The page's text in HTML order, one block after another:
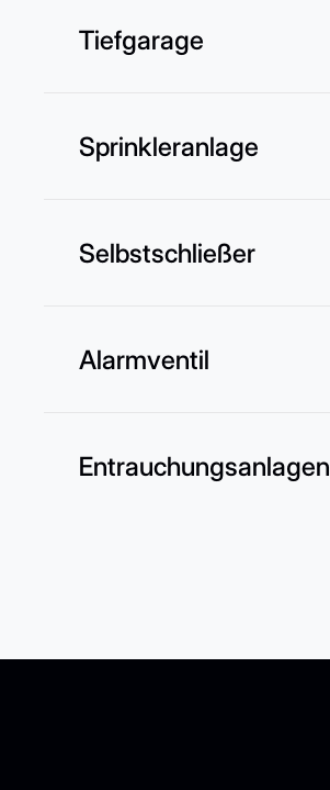
Tiefgarage
Sprinkleranlage
Selbstschließer
Alarmventil
Entrauchungsanlagen